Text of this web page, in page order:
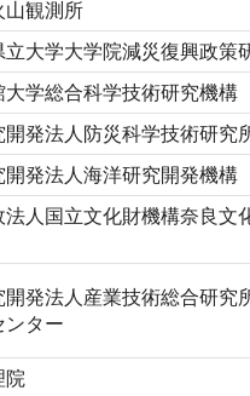
山観測所
大学大学院減災復興政策
学総合科学技術研究機構
開発法人防災科学技術研究
開発法人海洋研究開発機構
法人国立文化財機構奈良文
開発法人産業技術総合研究
ンター
院